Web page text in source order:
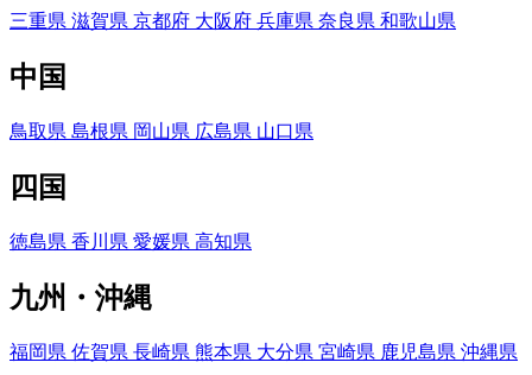
三重県 滋賀県 京都府 大阪府 兵庫県 奈良県 和歌山県
中国
鳥取県 島根県 岡山県 広島県 山口県
四国
徳島県 香川県 愛媛県 高知県
九州・沖縄
福岡県 佐賀県 長崎県 熊本県 大分県 宮崎県 鹿児島県 沖縄県